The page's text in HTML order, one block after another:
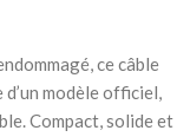
ce câble
modèle officiel,
Compact, solide et